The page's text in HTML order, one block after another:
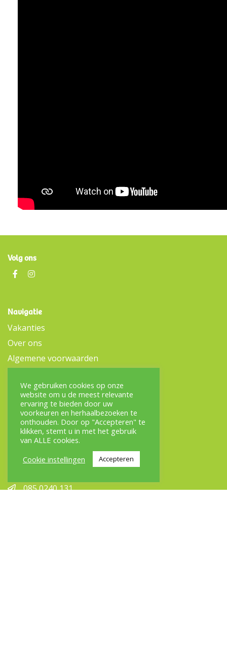
Volg ons
Navigatie
Vakanties
Over ons
Algemene voorwaarden
Vrijwilliger worden
Inloggen voor begeleiders
Contact
IVN Natuurontdekkers
1018 DD Amsterdam
085 0240 131
We gebruiken cookies op onze
website om u de meest relevante
ervaring te bieden door uw
voorkeuren en herhaalbezoeken te
onthouden. Door op "Accepteren" te
klikken, stemt u in met het gebruik
van ALLE cookies.
Cookie instellingen
Accepteren